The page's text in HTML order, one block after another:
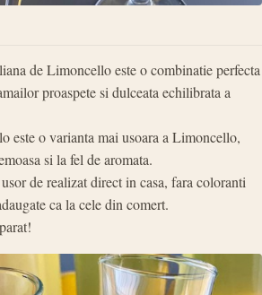
de Limoncello este o combinatie perfecta
proaspete si dulceata echilibrata a
este o varianta mai usoara a Limoncello,
si la fel de aromata.
de realizat direct in casa, fara coloranti
ca la cele din comert.